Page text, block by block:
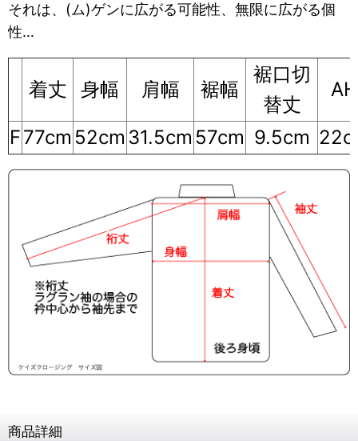
それは、(ム)ゲンに広がる可能性、無限に広がる個
性…
着丈 身幅 肩幅 裾幅
裾口切
替丈
AH
F77cm 52cm 31.5cm 57cm 9.5cm
商品詳細